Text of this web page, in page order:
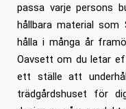
passa varje persons
hållbara material
hålla i många år
Oavsett om du letar
ett ställe att
trädgårdshuset för